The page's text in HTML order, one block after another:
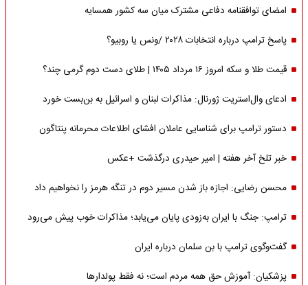
امضای توافقنامه دفاعی مشترک میان سه کشور همسایه
پاسخ ترامپ درباره انتخابات ۲۰۲۸ /ونس یا روبیو؟
قیمت طلا و سکه امروز ۱۶ مرداد ۱۴۰۵ | طلای دست دوم گرمی چند؟
ادعای وال‌استریت ژورنال: مذاکرات لبنان و اسرائیل به بن‌بست خورد
دستور ترامپ برای شناسایی عاملان افشای اطلاعات محرمانه پنتاگون
خبر تلخ آخر هفته | امیر حیدری درگذشت +عکس
محسن رضایی: اجازه باز شدن مسیر دوم در تنگه هرمز را نخواهیم داد
ترامپ: جنگ با ایران به‌زودی پایان می‌یابد؛ مذاکرات خوب پیش می‌رود
گفت‌وگوی ترامپ با بن سلمان درباره ایران
پزشکیان: آموزش حق همه مردم است؛ نه فقط پولدارها